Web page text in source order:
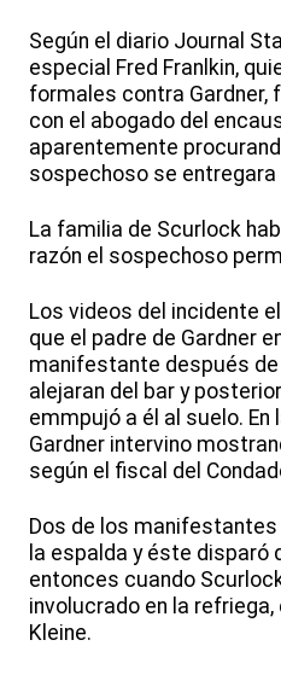
Según el diario Journal
especial Fred Franlkin,
formales contra Gardner,
con el abogado del
aparentemente
sospechoso se
La familia de Scurlock
razón el sospechoso
Los videos del incidente
que el padre de Gardner
manifestante después
alejaran del bar y
emmpujó a él al suelo.
Gardner intervino
según el fiscal del
Dos de los
la espalda y éste disparó
entonces cuando
involucrado en la
Kleine.